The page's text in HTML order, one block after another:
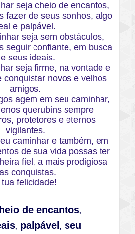
seja cheio de encantos,
fazer de seus sonhos, algo
e palpável.
seja sem obstáculos,
seguir confiante, em busca
seus ideais.
seja firme, na vontade e
conquistar novos e velhos
amigos.
agem em seu caminhar,
querubins sempre
protetores e eternos
vigilantes.
caminhar e também, em
de sua vida possas ter
fiel, a mais prodigiosa
conquistas.
tua felicidade!
de encantos,
, palpável, seu